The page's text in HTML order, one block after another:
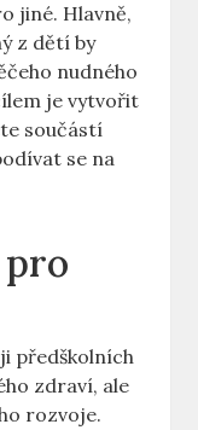
jiné. Hlavně,
z dětí by
nudného
je vytvořit
součástí
se na
předškolních
zdraví, ale
rozvoje.